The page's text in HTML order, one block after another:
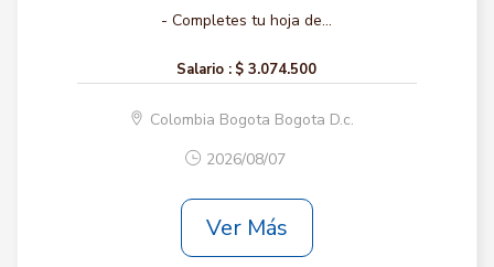
- Completes tu hoja de...
Salario : $ 3.074.500
Colombia Bogota Bogota D.c.
2026/08/07
Ver Más